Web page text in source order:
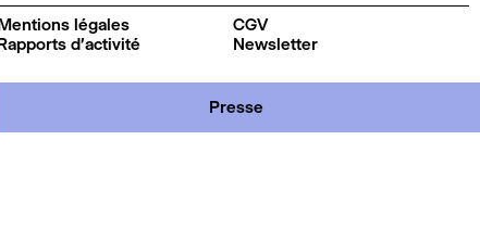
légales
CGV
d'activité
Newsletter
Presse